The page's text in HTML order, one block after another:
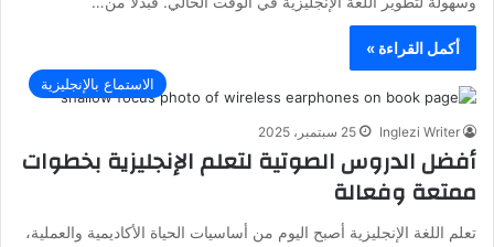
أكمل القراءة »
الاستماع بالإنجليزية
Inglezi Writer 25 سبتمبر، 2025
أفضل الدروس الصوتية لتعلم الإنجليزية بخطوات
ممتعة وفعالة
تعلم اللغة الإنجليزية أصبح اليوم من أساسيات الحياة الأكاديمية والعملية،